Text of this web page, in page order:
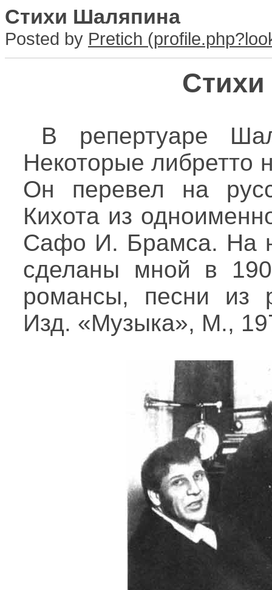
Стихи Шаляпина
Posted by Pretich
В репертуаре
Некоторые либретто
Он перевел на
Кихота из
Сафо И. Брамса. На
сделаны мной в
романсы, песни из
Изд. «Музыка», М.,